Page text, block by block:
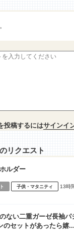
投稿するにはサインイ
リクエスト
ルダー
子供・マタニティ 13時
ない二重ガーゼ長袖
のセットがあったら嬉...